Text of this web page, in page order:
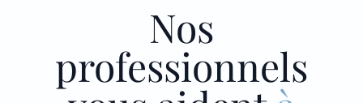
Nos
professionnels